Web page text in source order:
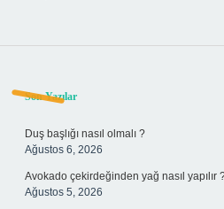
Sidebar
Son Yazılar
Duş başlığı nasıl olmalı ?
Ağustos 6, 2026
Avokado çekirdeğinden yağ nasıl yapılır
Ağustos 5, 2026